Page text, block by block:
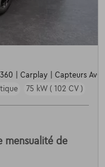
| Carplay | Capteurs
75 kW ( 102 CV )
mensualité de